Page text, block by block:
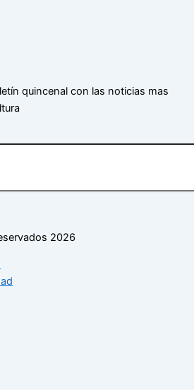
quincenal con las noticias mas
2026